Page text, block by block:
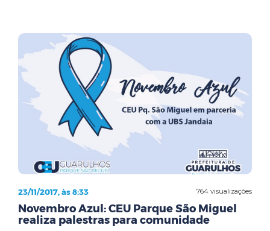
764 visualizações
23/11/2017, às 8:33
Novembro Azul: CEU Parque São Miguel
realiza palestras para comunidade